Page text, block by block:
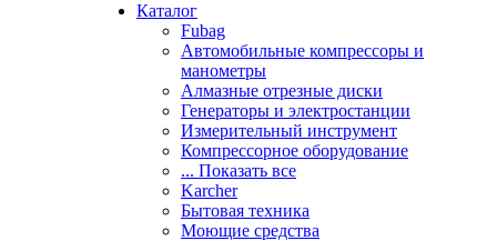
Каталог
Fubag
Автомобильные компрессоры и
манометры
Алмазные отрезные диски
Генераторы и электростанции
Измерительный инструмент
Компрессорное оборудование
... Показать все
Karcher
Бытовая техника
Моющие средства